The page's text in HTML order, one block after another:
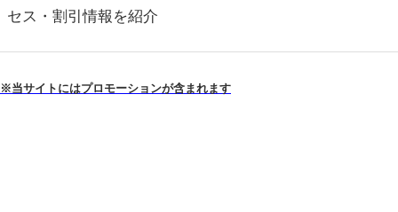
セス・割引情報を紹介
※当サイトにはプロモーションが含まれます